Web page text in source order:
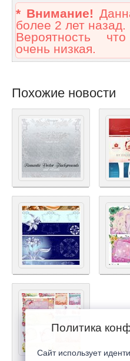
* Внимание!
более 2 лет назад.
Вероятность
очень низкая.
Похожие новости
Политика
Сайт использует